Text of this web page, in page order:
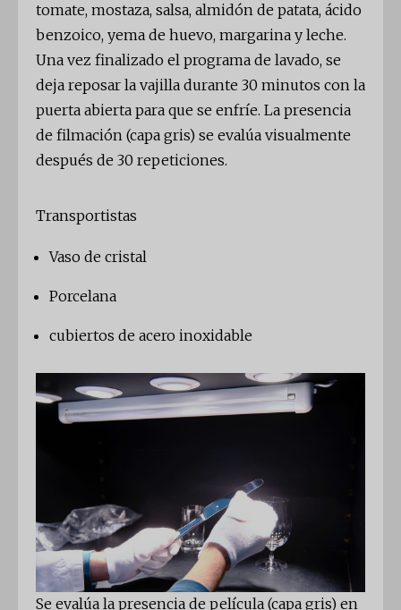
tomate, mostaza, salsa, almidón de patata, ácido
benzoico, yema de huevo, margarina y leche.
Una vez finalizado el programa de lavado, se
deja reposar la vajilla durante 30 minutos con la
puerta abierta para que se enfríe. La presencia
de filmación (capa gris) se evalúa visualmente
después de 30 repeticiones.
Transportistas
Vaso de cristal
Porcelana
cubiertos de acero inoxidable
Se evalúa la presencia de película (capa gris) en